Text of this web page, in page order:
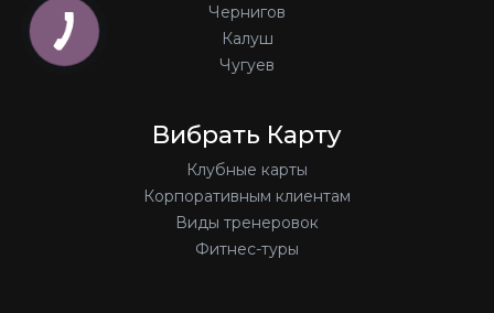
Чернигов
Калуш
Чугуев
Вибрать Карту
Клубные карты
Корпоративным клиентам
Виды тренеровок
Фитнес-туры